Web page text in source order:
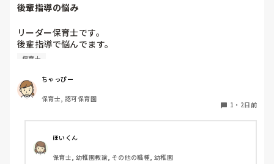
後輩指導の悩み
リーダー保育士です。
後輩指導で悩んでます。
初めて年長を持つ後輩がいますが
いで様子見てると直前になるまで何もアクションがなかった
り
他の職員に聞いてる様子もなくて
よほど自分に聞きづらいのか、聞く必要性さえ感じないの
か、もうよくわからないです。
保育士
ちゃっぴー
保育士, 認可保育園
1 ・ 2日前
ほいくん
保育士, 幼稚園教諭, その他の職種, 幼稚園